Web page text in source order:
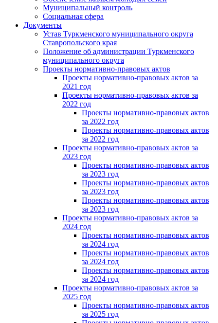
Муниципальный контроль
Социальная сфера
Документы
Устав Туркменского муниципального округа
Ставропольского края
Положение об администрации Туркменского
муниципального округа
Проекты нормативно-правовых актов
Проекты нормативно-правовых актов за
2021 год
Проекты нормативно-правовых актов за
2022 год
Проекты нормативно-правовых актов
за 2022 год
Проекты нормативно-правовых актов
за 2022 год
Проекты нормативно-правовых актов за
2023 год
Проекты нормативно-правовых актов
за 2023 год
Проекты нормативно-правовых актов
за 2023 год
Проекты нормативно-правовых актов
за 2023 год
Проекты нормативно-правовых актов за
2024 год
Проекты нормативно-правовых актов
за 2024 год
Проекты нормативно-правовых актов
за 2024 год
Проекты нормативно-правовых актов
за 2024 год
Проекты нормативно-правовых актов за
2025 год
Проекты нормативно-правовых актов
за 2025 год